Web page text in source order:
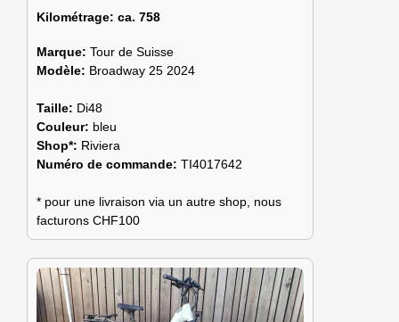
Kilométrage: ca. 758
Marque: Tour de Suisse
Modèle: Broadway 25 2024
Taille: Di48
Couleur: bleu
Shop*: Riviera
Numéro de commande: TI4017642
* pour une livraison via un autre shop, nous
facturons CHF100